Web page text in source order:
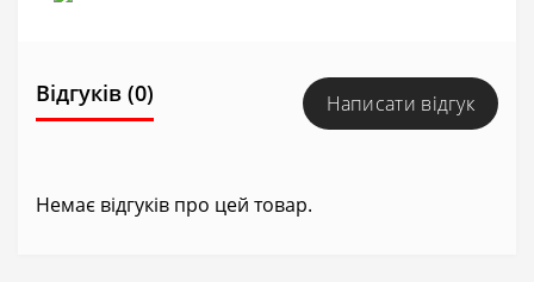
Відгуків (0) Написати відгук
Немає відгуків про цей товар.